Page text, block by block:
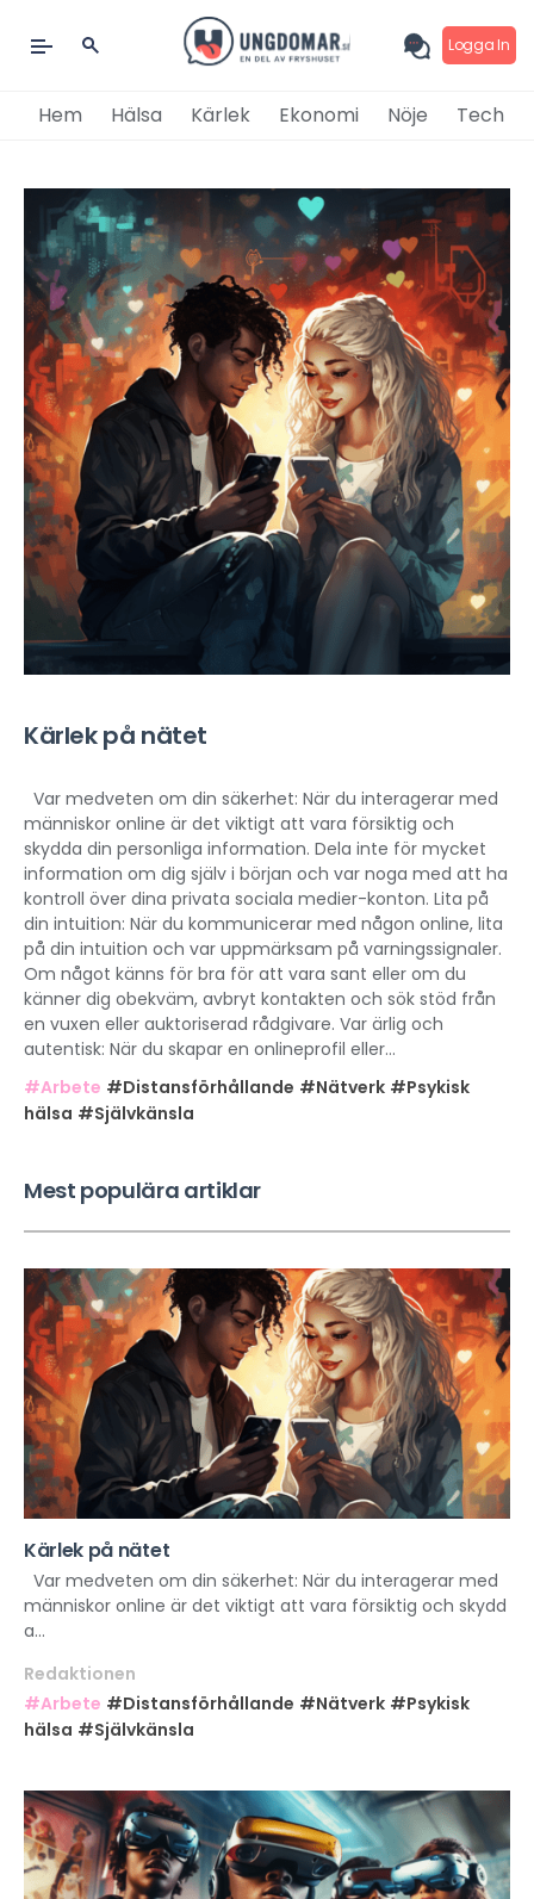
Logga In
Hem Hälsa Kärlek Ekonomi Nöje Tech
Kärlek på nätet
Var medveten om din säkerhet: När du interagerar med
människor online är det viktigt att vara försiktig och
skydda din personliga information. Dela inte för mycket
information om dig själv i början och var noga med att ha
kontroll över dina privata sociala medier-konton. Lita på
din intuition: När du kommunicerar med någon online, lita
på din intuition och var uppmärksam på varningssignaler.
Om något känns för bra för att vara sant eller om du
känner dig obekväm, avbryt kontakten och sök stöd från
en vuxen eller auktoriserad rådgivare. Var ärlig och
autentisk: När du skapar en onlineprofil eller...
#Arbete #Distansförhållande #Nätverk #Psykisk
hälsa #Självkänsla
Mest populära artiklar
Kärlek på nätet
Var medveten om din säkerhet: När du interagerar med
människor online är det viktigt att vara försiktig och skydd
a...
Redaktionen
#Arbete #Distansförhållande #Nätverk #Psykisk
hälsa #Självkänsla